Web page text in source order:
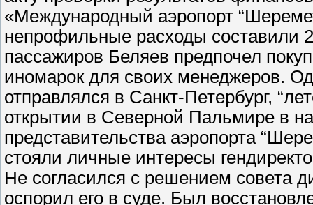
«Международный аэропорт
непрофильные расходы составили
пассажиров Беляев предпочел
иномарок для своих менеджеров.
отправлялся в Санкт-Петербург,
открытии в Северной Пальмире в
представительства аэропорта
стояли личные интересы
Не согласился с решением совета
оспорил его в суде. Был